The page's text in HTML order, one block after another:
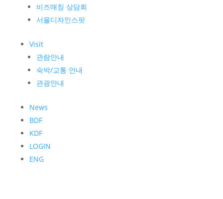
비즈매칭 상담회
서울디자인스팟
Visit
관람안내
숙박/교통 안내
관광안내
News
BDF
KDF
LOGIN
ENG